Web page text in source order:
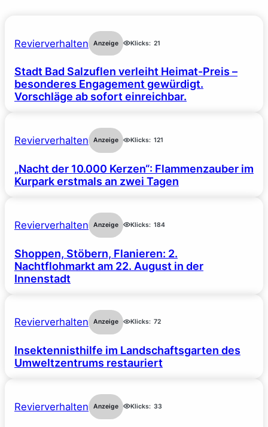
Revierverhalten Anzeige Klicks: 21
Stadt Bad Salzuflen verleiht Heimat-Preis –
besonderes Engagement gewürdigt.
Vorschläge ab sofort einreichbar.
Revierverhalten Anzeige Klicks: 121
„Nacht der 10.000 Kerzen“: Flammenzauber im
Kurpark erstmals an zwei Tagen
Revierverhalten Anzeige Klicks: 184
Shoppen, Stöbern, Flanieren: 2.
Nachtflohmarkt am 22. August in der
Innenstadt
Revierverhalten Anzeige Klicks: 72
Insektennisthilfe im Landschaftsgarten des
Umweltzentrums restauriert
Revierverhalten Anzeige Klicks: 33